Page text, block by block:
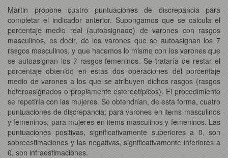
Martin propone cuatro puntuaciones de discrepancia para
completar el indicador anterior. Supongamos que se calcula el
porcentaje medio real (autoasignado) de varones con rasgos
masculinos, es decir, de los varones que se autoasignan los 7
rasgos masculinos, y que hacemos lo mismo con los varones que
se autoasignan los 7 rasgos femeninos. Se trataría de restar el
porcentaje obtenido en estas dos operaciones del porcentaje
medio de varones a los que se atribuyen dichos rasgos (rasgos
heteroasignados o propiamente estereotípicos). El procedimiento
se repetiría con las mujeres. Se obtendrían, de esta forma, cuatro
puntuaciones de discrepancia: para varones en items masculinos
y femeninos, para mujeres en items masculinos y femeninos. Las
puntuaciones positivas, significativamente superiores a 0, son
sobreestimaciones y las negativas, significativamente inferiores a
0, son infraestimaciones.